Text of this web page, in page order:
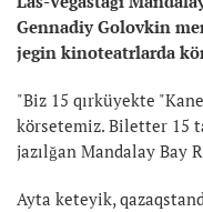
Gennadiy Golovkin
jegin kinoteatrlarda
"Biz 15 qırküyekte
körsetemiz. Biletter 15
jazılğan Mandalay Bay
Ayta keteyik,